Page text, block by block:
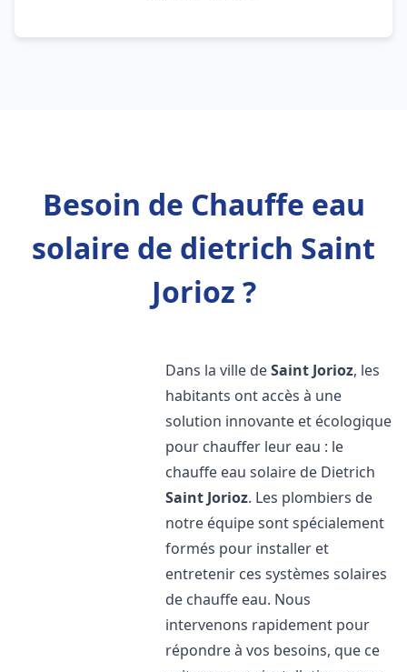
Besoin de Chauffe eau
solaire de dietrich Saint
Jorioz ?
Dans la ville deSaint Jorioz, les
habitants ont accès à une
solution innovante et écologique
pour chauffer leur eau : le
chauffe eau solaire de Dietrich
Saint Jorioz. Les plombiers de
notre équipe sont spécialement
formés pour installer et
entretenir ces systèmes solaires
de chauffe eau. Nous
intervenons rapidement pour
répondre à vos besoins, que ce